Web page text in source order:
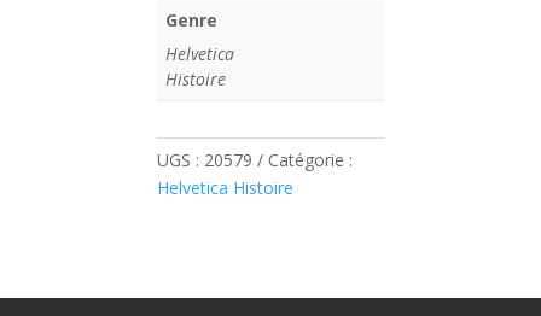
Genre
Helvetica
Histoire
UGS : 20579
Catégorie :
Helvetica Histoire